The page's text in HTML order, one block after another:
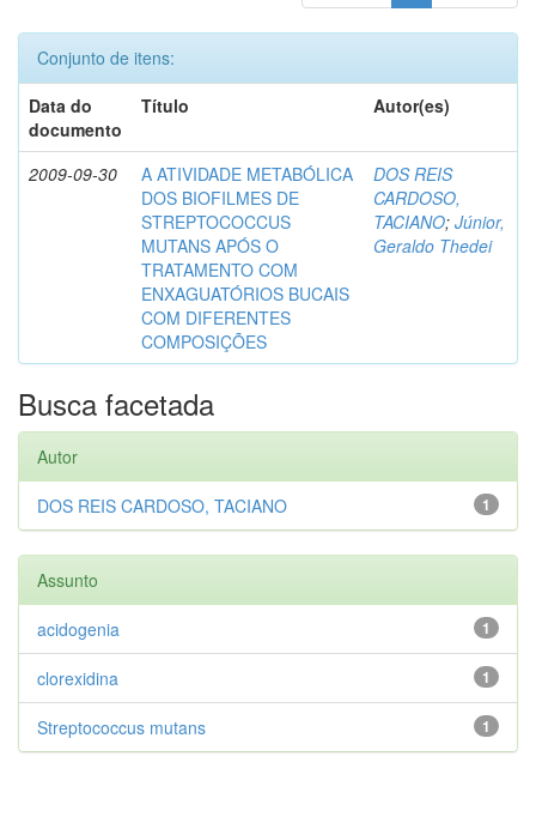
Conjunto de itens:
Data do
documento
Título Autor(es)
2009-09-30
A ATIVIDADE METABÓLICA
DOS BIOFILMES DE
STREPTOCOCCUS
MUTANS APÓS O
TRATAMENTO COM
ENXAGUATÓRIOS BUCAIS
COM DIFERENTES
COMPOSIÇÕES
DOS REIS
CARDOSO,
TACIANO; Júnior,
Geraldo Thedei
Busca facetada
Autor
1
DOS REIS CARDOSO, TACIANO
Assunto
1
acidogenia
1
clorexidina
1
Streptococcus mutans